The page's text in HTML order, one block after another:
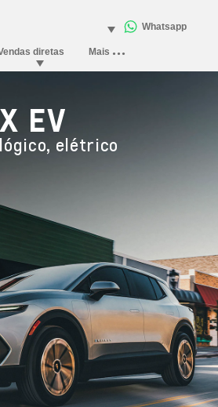
EV
elétrico